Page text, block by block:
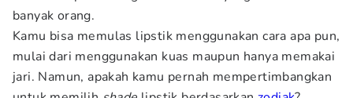
banyak orang.
Kamu bisa memulas lipstik menggunakan cara apa pun,
mulai dari menggunakan kuas maupun hanya memakai
jari. Namun, apakah kamu pernah mempertimbangkan